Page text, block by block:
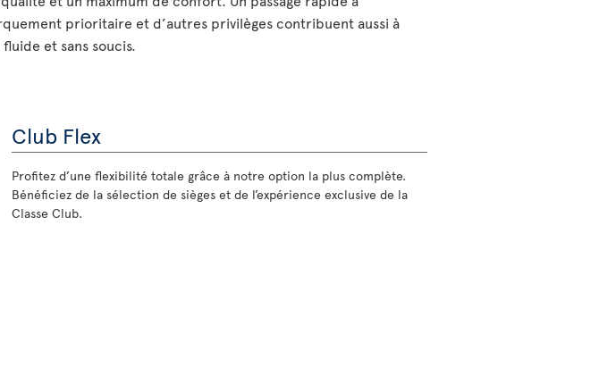
prioritaire et d’autres privilèges contribuent aussi à
et sans soucis.
Club Flex
Profitez d’une flexibilité totale grâce à notre option la plus complète.
Bénéficiez de la sélection de sièges et de l’expérience exclusive de la
Classe Club.